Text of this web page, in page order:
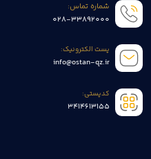
شماره تماس:
028-33892000
پست الکترونیک:
info@ostan-qz.ir
کدپستی:
3414613155